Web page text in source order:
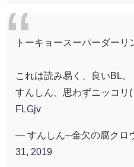
トーキョースーパーダーリ
これは読み易く、良いBL。
すんしん、思わずニッコ
FLGjv
— すんしん─金欠の腐クロ
31, 2019